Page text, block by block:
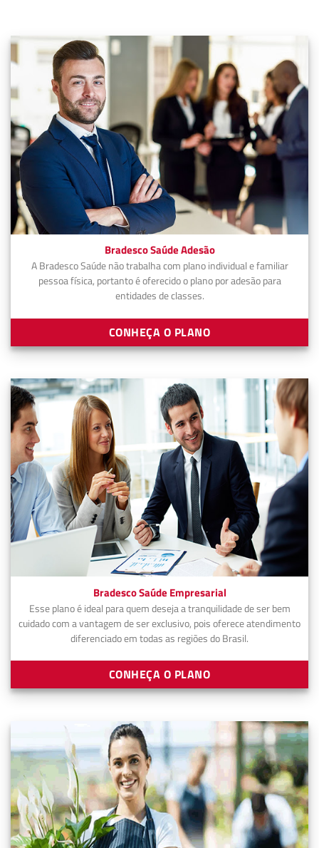
Bradesco Saúde Adesão
A Bradesco Saúde não trabalha com plano individual e familiar
pessoa física, portanto é oferecido o plano por adesão para
entidades de classes.
CONHEÇA O PLANO
Bradesco Saúde Empresarial
Esse plano é ideal para quem deseja a tranquilidade de ser bem
cuidado com a vantagem de ser exclusivo, pois oferece atendimento
diferenciado em todas as regiões do Brasil.
CONHEÇA O PLANO